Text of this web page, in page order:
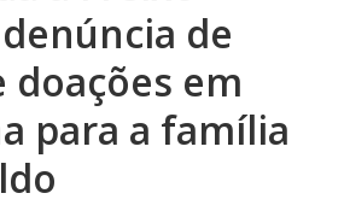
de
doações em
para a família